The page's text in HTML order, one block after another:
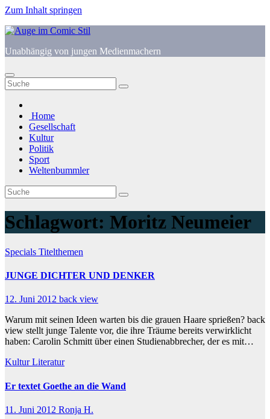
Zum Inhalt springen
Unabhängig von jungen Medienmachern
Home
Gesellschaft
Kultur
Politik
Sport
Weltenbummler
Schlagwort: Moritz Neumeier
Specials Titelthemen
JUNGE DICHTER UND DENKER
12. Juni 2012 back view
Warum mit seinen Ideen warten bis die grauen Haare sprießen? back
view stellt junge Talente vor, die ihre Träume bereits verwirklicht
haben: Carolin Schmitt über einen Studienabbrecher, der es mit…
KulturLiteratur
Er textet Goethe an die Wand
11. Juni 2012 Ronja H.